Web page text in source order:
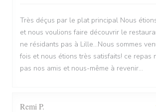
Très déçus par le plat principal Nous
et nous voulions faire découvrir le
ne résidants pas à Lille...Nous sommes
fois et nous étions très satisfaits! ce repas
pas nos amis et nous-même à revenir...
Remi P